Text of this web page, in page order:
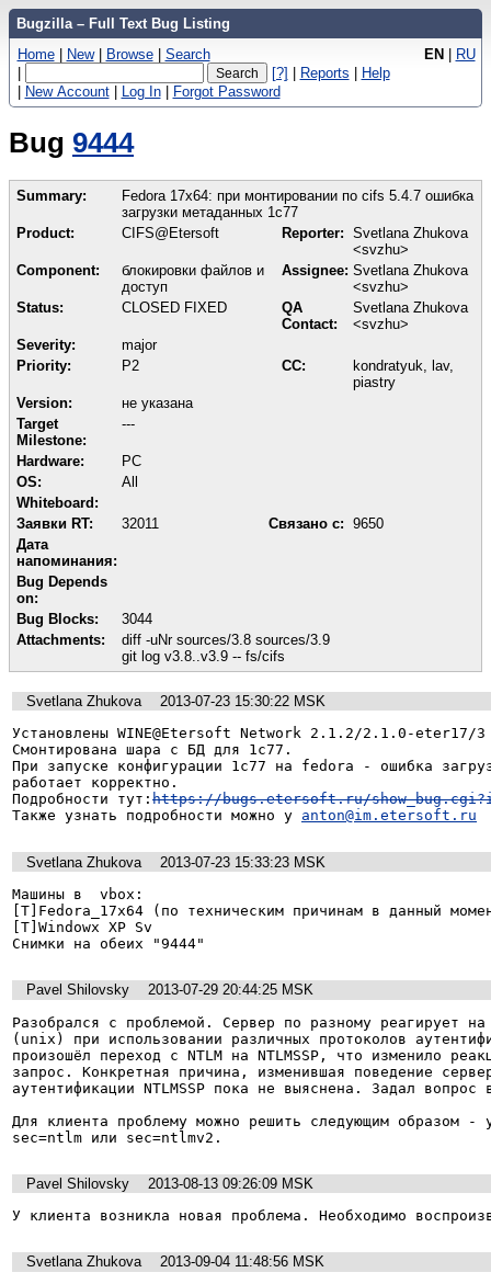
Bugzilla – Full Text Bug Listing
EN | RU
Home | New | Browse | Search
|
[?] | Reports | Help
| New Account | Log In | Forgot Password
Bug 9444
Summary:
Fedora 17x64: при монтировании по cifs 5.4.7 ошибка
загрузки метаданных 1с77
Product:
CIFS@Etersoft Reporter: Svetlana Zhukova
<svzhu>
Component:
блокировки файлов и
доступ
Assignee: Svetlana Zhukova
<svzhu>
Status:
CLOSED FIXED
QA
Contact:
Svetlana Zhukova
<svzhu>
Severity:
major
Priority:
P2 CC:
kondratyuk, lav,
piastry
Version:
не указана
Target
Milestone:
---
Hardware:
PC
OS:
All
Whiteboard:
Заявки RT:
32011 Связано с: 9650
Дата
напоминания:
Bug Depends
on:
Bug Blocks:
3044
Attachments:
diff -uNr sources/3.8 sources/3.9
git log v3.8..v3.9 -- fs/cifs
Svetlana Zhukova
2013-07-23 15:30:22 MSK
Установлены WINE@Etersoft Network 2.1.2/2.1.0-
Смонтирована шара с БД для 1с77.
При запуске конфигурации 1с77 на fedora - ошибка
работает корректно.
Подробности тут: https://bugs.etersoft.ru/
Также узнать подробности можно у anton@im.etersoft.ru
Svetlana Zhukova
2013-07-23 15:33:23 MSK
Машины в  vbox:
[T]Fedora_17x64 (по техническим причинам в данный
[T]Windowx XP Sv
Снимки на обеих "9444"
Pavel Shilovsky
2013-07-29 20:44:25 MSK
Разобрался с проблемой. Сервер по разному реагирует
(unix) при использовании различных протоколов
произошёл переход с NTLM на NTLMSSP, что изменило
запрос. Конкретная причина, изменившая поведение
аутентификации NTLMSSP пока не выяснена. Задал
Для клиента проблему можно решить следующим образом -
sec=ntlm или sec=ntlmv2.
Pavel Shilovsky
2013-08-13 09:26:09 MSK
У клиента возникла новая проблема. Необходимо
Svetlana Zhukova
2013-09-04 11:48:56 MSK